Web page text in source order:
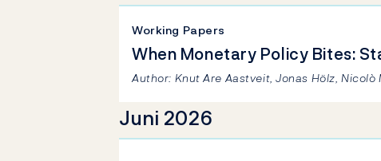
When Monetary Policy Bites:
Working Papers
Author: Knut Are Aastveit, Jonas Hölz,
Juni 2026